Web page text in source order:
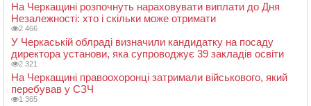
На Черкащині розпочнуть нараховувати виплати до Дня
Незалежності: хто і скільки може отримати
2 466
У Черкаській облраді визначили кандидатку на посаду
директора установи, яка супроводжує 39 закладів освіти
2 321
На Черкащині правоохоронці затримали військового, який
перебував у СЗЧ
1 365